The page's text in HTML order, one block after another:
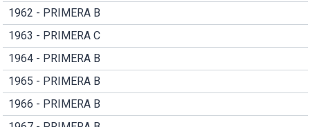
1962 - PRIMERA B
1963 - PRIMERA C
1964 - PRIMERA B
1965 - PRIMERA B
1966 - PRIMERA B